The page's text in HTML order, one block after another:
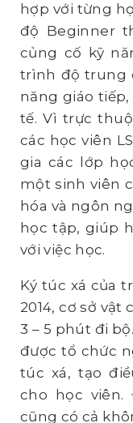
hợp với từng
độ Beginner
củng cố kỹ
trình độ trung
năng giáo
tế. Vì trực
các học viên
gia các lớp
một sinh viên
hóa và ngôn
học tập, giúp
với việc học.
Ký túc xá của
2014, cơ sở vật
3 – 5 phút đi
được tổ chức
túc xá, tạo
cho học
cũng có cả